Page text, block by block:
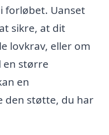
forløbet. Uanset
sikre, at dit
lovkrav, eller om
en større
en
den støtte, du har